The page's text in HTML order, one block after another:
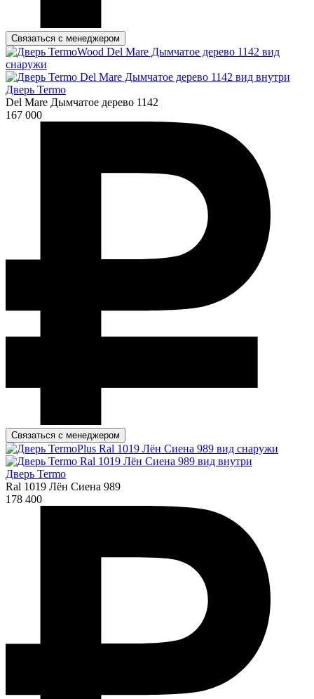
Связаться с менеджером
Дверь Termo
Del Mare Дымчатое дерево 1142
167 000
Связаться с менеджером
Дверь Termo
Ral 1019 Лён Сиена 989
178 400